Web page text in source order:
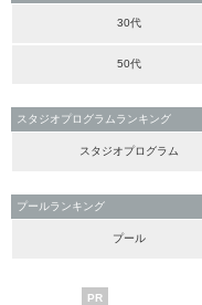
30代
50代
スタジオプログラムランキング
スタジオプログラム
プールランキング
プール
PR